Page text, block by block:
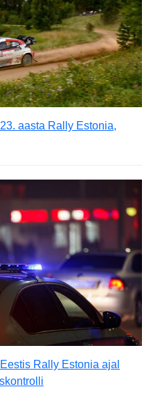
aasta Rally Estonia,
Rally Estonia ajal